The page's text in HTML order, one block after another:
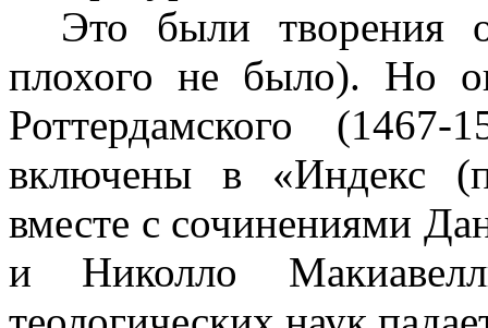
Это были творения
плохого не было). Но
Роттердамского
включены в «Индекс
вместе с сочинениями
и Николло